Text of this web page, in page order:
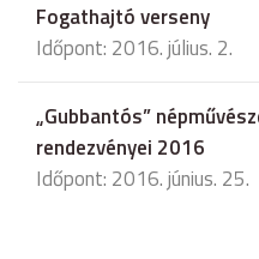
Fogathajtó verseny
Időpont: 2016. július. 2.
„Gubbantós”
rendezvényei 2016
Időpont: 2016. június. 25.